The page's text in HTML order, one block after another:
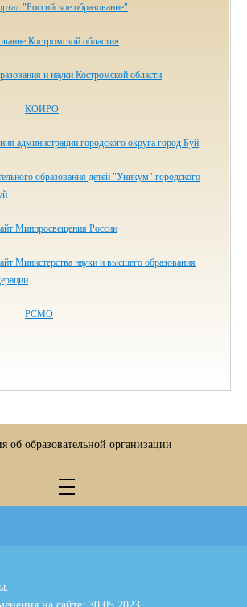
"Российское образование"
Костромской области»
и науки Костромской области
КОИРО
администрации городского округа город Буй
образования детей "Уникум" городского
Минпросвещения России
Министерства науки и высшего образования
РСМО
об образовательной организации